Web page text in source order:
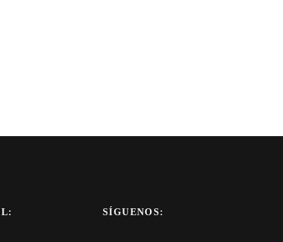
SÍGUENOS: